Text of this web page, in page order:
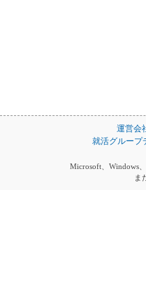
運営会
就活グループ
Microsoft、Windows
ま